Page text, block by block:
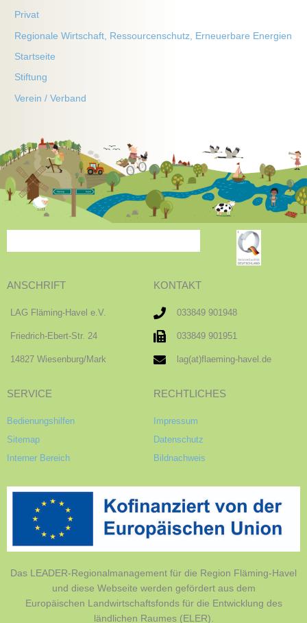
Privat
Regionale Wirtschaft, Ressourcenschutz, Erneuerbare Energien
Startseite
Stiftung
Verein / Verband
ANSCHRIFT
LAG Fläming-Havel e.V.
Friedrich-Ebert-Str. 24
14827 Wiesenburg/Mark
KONTAKT
033849 901948
033849 901951
lag(at)flaeming-havel.de
SERVICE
Bedienungshilfen
Sitemap
Interner Bereich
RECHTLICHES
Impressum
Datenschutz
Bildnachweis
Das LEADER-Regionalmanagement für die Region Fläming-Havel
und diese Webseite werden gefördert aus dem
Europäischen Landwirtschaftsfonds für die Entwicklung des
ländlichen Raumes (ELER).